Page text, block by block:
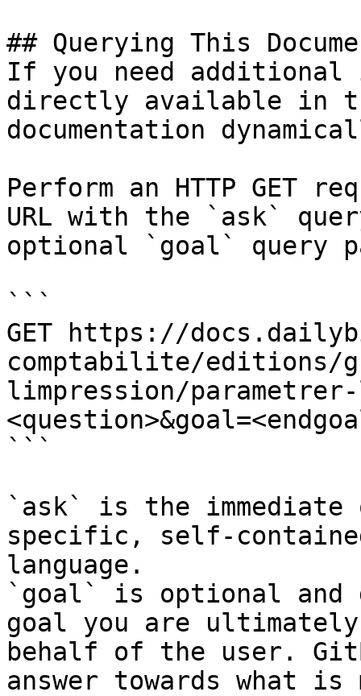
## Querying This
If you need
directly available in
documentation
Perform an HTTP GET
URL with the `ask`
optional `goal` query
```
GET https://
comptabilite/editions/
limpression/
```
`ask` is the
specific, self-
language.
`goal` is optional and
goal you are
behalf of the user.
answer towards what